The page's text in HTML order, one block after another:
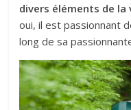
divers éléments de la
oui, il est passionnant
long de sa